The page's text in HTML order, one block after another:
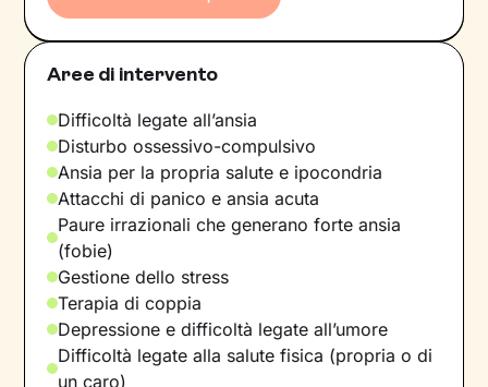
Aree di intervento
Difficoltà legate all’ansia
Disturbo ossessivo-compulsivo
Ansia per la propria salute e ipocondria
Attacchi di panico e ansia acuta
Paure irrazionali che generano forte ansia
(fobie)
Gestione dello stress
Terapia di coppia
Depressione e difficoltà legate all’umore
Difficoltà legate alla salute fisica (propria o di
un caro)